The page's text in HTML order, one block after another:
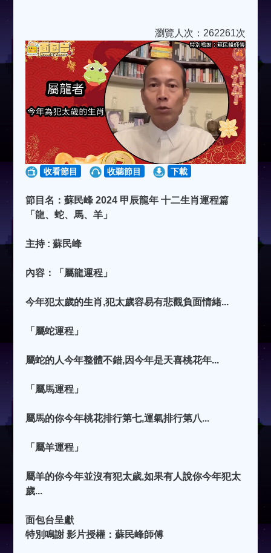
瀏覽人次：262261次
收看節目 收聽節目 下載
節目名：蘇民峰 2024 甲辰龍年 十二生肖運程篇
「龍、蛇、馬、羊」
主持 : 蘇民峰
內容：「屬龍運程」
今年犯太歲的生肖,犯太歲容易有悲觀負面情緒...
「屬蛇運程」
屬蛇的人今年整體不錯,因今年是天喜桃花年...
「屬馬運程」
屬馬的你今年桃花排行第七,運氣排行第八...
「屬羊運程」
屬羊的你今年並沒有犯太歲,如果有人說你今年犯太
歲...
面包台呈獻
特別鳴謝 影片授權：蘇民峰師傅